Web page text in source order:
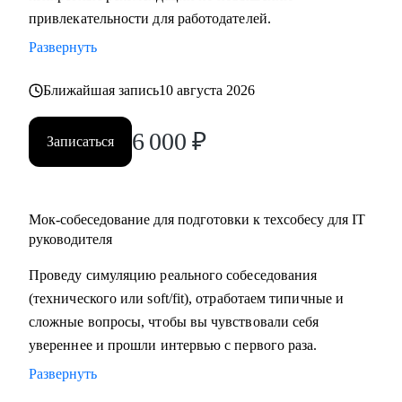
в момент срыва сроков или конфликтов в команде, помогу
найти пути выхода из трудных ситуаций.
Кому могу помочь:
• Начинающим руководителям в IT.
• Middle/Middle+ специалистам — чтобы усилить
управленческую экспертизу и soft skills.
и хотят получить независимый взгляд.
привлекательности для работодателей.
Развернуть
Ближайшая запись10 августа 2026
Записаться 6 000 ₽
Мок-собеседование для подготовки к техсобесу для IT
руководителя
Проведу симуляцию реального собеседования
(технического или soft/fit), отработаем типичные и
сложные вопросы, чтобы вы чувствовали себя
увереннее и прошли интервью с первого раза.
Развернуть